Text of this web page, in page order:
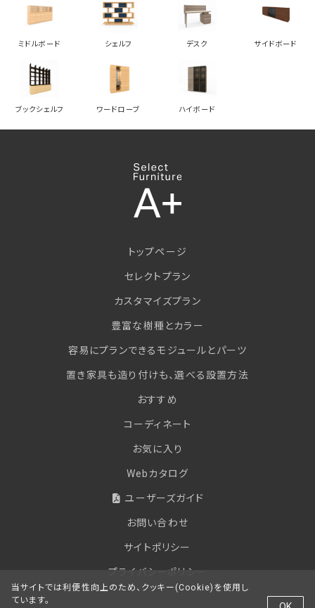
ミドルボード シェルフ デスク サイドボード
ブックシェルフ ワードローブ ハイボード
トップページ
セレクトプラン
カスタマイズプラン
豊富な樹種とカラー
容易にプランできるモジュールとパーツ
置き家具も造り付けも、選べる設置方法
おすすめ
コーディネート
お気に入り
Webカタログ
ユーザーズガイド
お問い合わせ
サイトポリシー
プライバシーポリシー
当サイトでは利便性向上のため、クッキー(Cookie)を使用し
ています。